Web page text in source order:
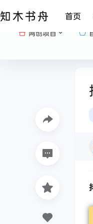
知木书舟 首页
网创项目